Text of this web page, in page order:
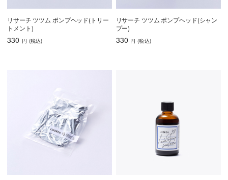
リサーチ ツツム ポンプヘッド(トリー
トメント)
330 円 (税込)
リサーチ ツツム ポンプヘッド(シャン
プー)
330 円 (税込)